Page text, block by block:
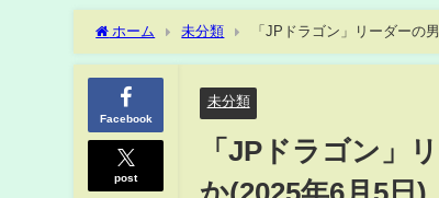
ホーム 未分類 「JPドラゴン」リーダーの
Facebook
post
未分類
「JPドラゴン」
か(2025年6月5日)